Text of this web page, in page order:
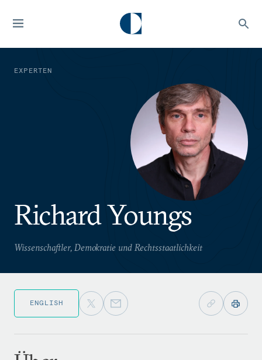
EXPERTEN
Richard Youngs
Wissenschaftler, Demokratie und Rechtsstaatlichkeit
ENGLISH